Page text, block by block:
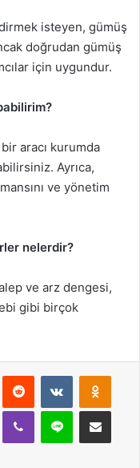
isteyen, gümüş
doğrudan gümüş
için uygundur.
aracı kurumda
Ayrıca,
ve yönetim
nelerdir?
ve arz dengesi,
gibi birçok
Reddit VKontakte
Viber Line E-Posta ile